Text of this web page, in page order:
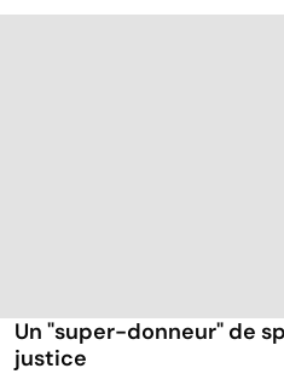
Un "super-donneur" de
justice